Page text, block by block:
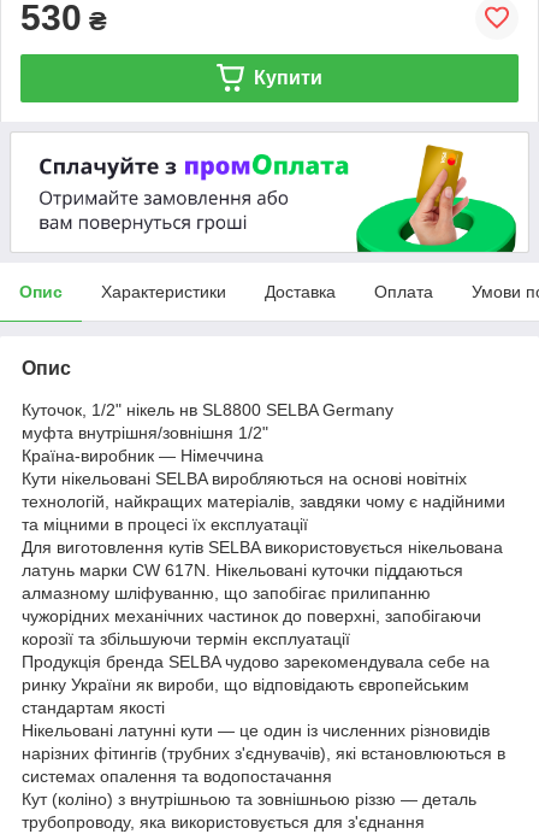
530 ₴
Купити
Опис Характеристики Доставка Оплата Умови
Опис
Куточок, 1/2" нікель нв SL8800 SELBA Germany
муфта внутрішня/зовнішня 1/2"
Країна-виробник — Німеччина
Кути нікельовані SELBA виробляються на основі новітніх
технологій, найкращих матеріалів, завдяки чому є надійними
та міцними в процесі їх експлуатації
Для виготовлення кутів SELBA використовується нікельована
латунь марки CW 617N. Нікельовані куточки піддаються
алмазному шліфуванню, що запобігає прилипанню
чужорідних механічних частинок до поверхні, запобігаючи
корозії та збільшуючи термін експлуатації
Продукція бренда SELBA чудово зарекомендувала себе на
ринку України як вироби, що відповідають європейським
стандартам якості
Нікельовані латунні кути — це один із численних різновидів
нарізних фітингів (трубних з'єднувачів), які встановлюються в
системах опалення та водопостачання
Кут (коліно) з внутрішньою та зовнішньою різзю — деталь
трубопроводу, яка використовується для з'єднання